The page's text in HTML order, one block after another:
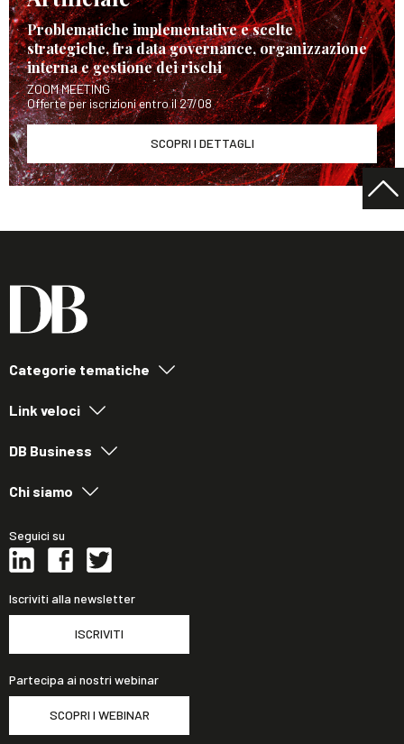
Problematiche implementative e scelte
strategiche, fra data governance, organizzazione
interna e gestione dei rischi
ZOOM MEETING
Offerte per iscrizioni entro il 27/08
SCOPRI I DETTAGLI
Categorie tematiche
Link veloci
DB Business
Chi siamo
Seguici su
Iscriviti alla newsletter
ISCRIVITI
Partecipa ai nostri webinar
SCOPRI I WEBINAR